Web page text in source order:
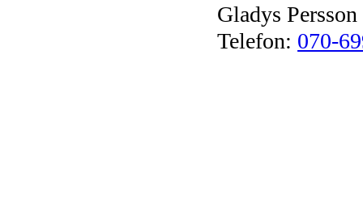
Gladys Persson
Telefon: 070-